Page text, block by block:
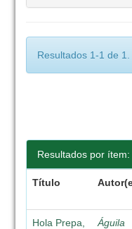
Resultados 1-1 de 1.
Resultados por ítem:
Título
Hola Prepa,
Águila